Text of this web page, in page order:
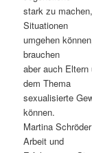
stark zu
Situationen
umgehen
brauchen
aber auch
dem Thema
sexualisierte
können.
Martina
Arbeit und